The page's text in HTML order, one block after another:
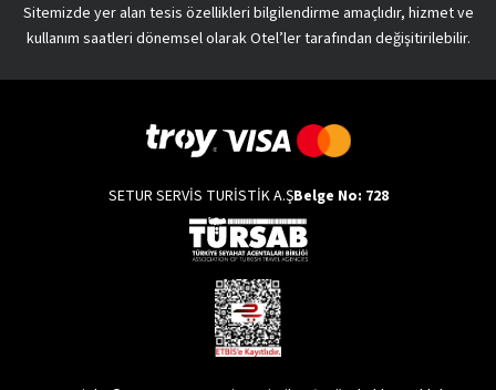
Sitemizde yer alan tesis özellikleri bilgilendirme amaçlıdır, hizmet ve
kullanım saatleri dönemsel olarak Otel’ler tarafından değişitirilebilir.
SETUR SERVİS TURİSTİK A.ŞBelge No: 728